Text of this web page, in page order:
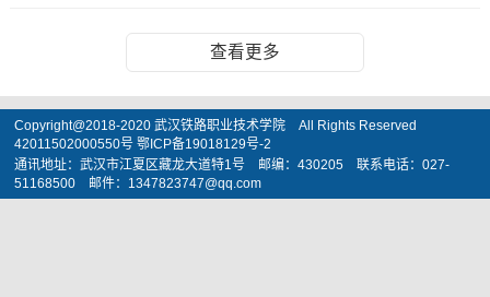
查看更多
Copyright@2018-2020 武汉铁路职业技术学院 All Rights Reserved
42011502000550号 鄂ICP备19018129号-2
通讯地址：武汉市江夏区藏龙大道特1号 邮编：430205 联系电话：027-
51168500 邮件：1347823747@qq.com